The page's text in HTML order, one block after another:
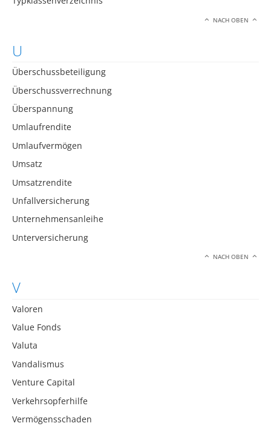
NACH OBEN
U
Überschussbeteiligung
Überschussverrechnung
Überspannung
Umlaufrendite
Umlaufvermögen
Umsatz
Umsatzrendite
Unfallversicherung
Unternehmensanleihe
Unterversicherung
NACH OBEN
V
Valoren
Value Fonds
Valuta
Vandalismus
Venture Capital
Verkehrsopferhilfe
Vermögensschaden